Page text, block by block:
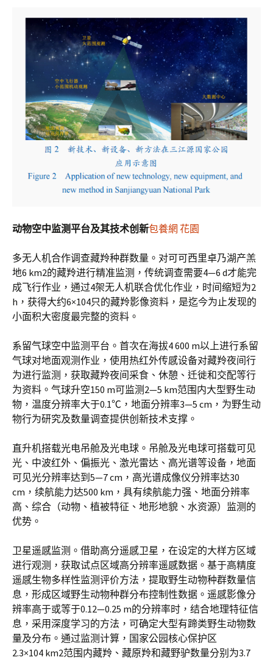
动物空中监测平台及其技术创新包養網 花園
多无人机合作调查藏羚种群数量。对可可西里卓乃湖产羔
地6 km2的藏羚进行精准监测，传统调查需要4—6 d才能完
成飞行作业，通过4架无人机联合优化作业，时间缩短为2
h，获得大约6×104只的藏羚影像资料，是迄今为止发现的
小面积大密度最完整的资料。
系留气球空中监测平台。首次在海拔4 600 m以上进行系留
气球对地面观测作业，使用热红外传感设备对藏羚夜间行
为进行监测，获取藏羚夜间采食、休憩、迁徙和交配等行
为资料。气球升空150 m可监测2—5 km范围内大型野生动
物，温度分辨率大于0.1℃，地面分辨率3—5 cm，为野生动
物行为研究及数量调查提供创新技术支撑。
直升机搭载光电吊舱及光电球。吊舱及光电球可搭载可见
光、中波红外、偏振光、激光雷达、高光谱等设备，地面
可见光分辨率达到5—7 cm，高光谱成像仪分辨率达30
cm，续航能力达500 km，具有续航能力强、地面分辨率
高、综合（动物、植被特征、地形地貌、水资源）监测的
优势。
卫星遥感监测。借助高分遥感卫星，在设定的大样方区域
进行观测，获取试点区域高分辨率遥感数据。基于高精度
遥感生物多样性监测评价方法，提取野生动物种群数量信
息，形成区域野生动物种群分布控制性数据。遥感影像分
辨率高于或等于0.12—0.25 m的分辨率时，结合地理特征信
息，采用深度学习的方法，可确定大型有蹄类野生动物数
量及分布。通过监测计算，国家公园核心保护区
2.3×104 km2范围内藏羚、藏原羚和藏野驴数量分别为3.7